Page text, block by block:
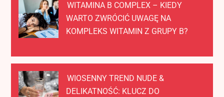
WITAMINA B COMPLEX – KIEDY
WARTO ZWRÓCIĆ UWAGĘ NA
KOMPLEKS WITAMIN Z GRUPY B?
WIOSENNY TREND NUDE &
DELIKATNOŚĆ: KLUCZ DO